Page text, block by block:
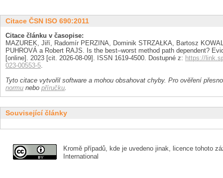
Citace ČSN ISO 690:2011
Citace článku v časopise:
MAZUREK, Jiří, Radomír PERZINA, Dominik STRZAŁKA, Bartosz
PUHROVÁ a Robert RAJS. Is the best–worst method path dependent?
[online]. 2023 [cit. 2026-08-09]. ISSN 1619-4500. Dostupné z: https://
023-00553-5.
Tyto citace vytvořil software a mohou obsahovat chyby. Pro ověření
normu nebo příručku.
Související články
Kromě případů, kde je uvedeno jinak, licence tohoto
International